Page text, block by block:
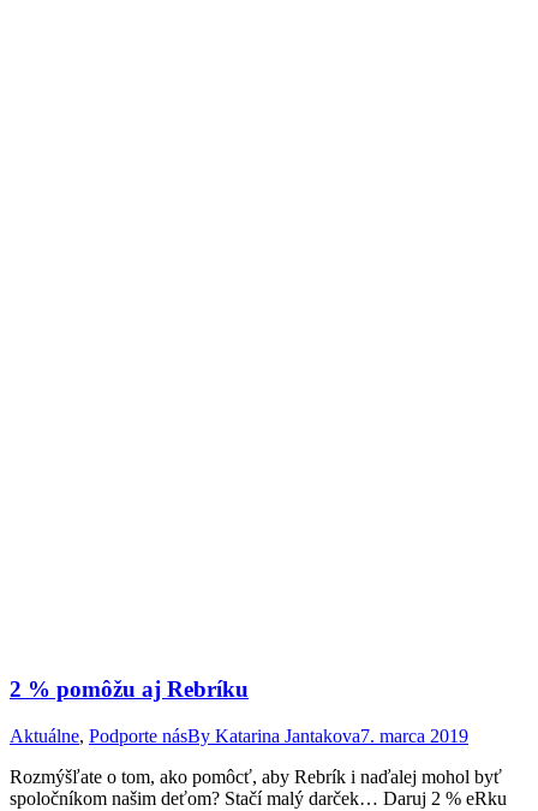
2 % pomôžu aj Rebríku
Aktuálne, Podporte násBy Katarina Jantakova7. marca 2019
Rozmýšľate o tom, ako pomôcť, aby Rebrík i naďalej mohol byť
spoločníkom našim deťom? Stačí malý darček… Daruj 2 % eRku